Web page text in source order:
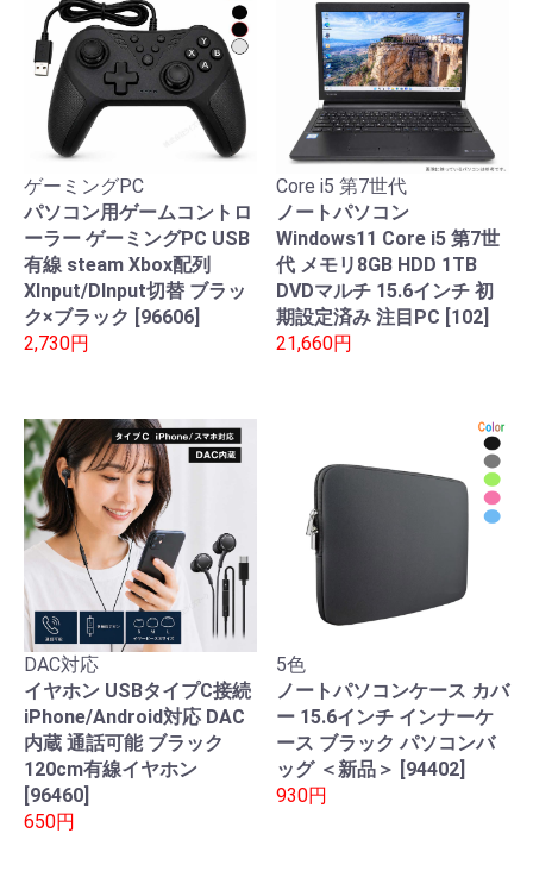
ゲーミングPC
パソコン用ゲームコントロ
ーラー ゲーミングPC USB
有線 steam Xbox配列
XInput/DInput切替 ブラッ
ク×ブラック [96606]
2,730円
Core i5 第7世代
ノートパソコン
Windows11 Core i5 第7世
代 メモリ8GB HDD 1TB
DVDマルチ 15.6インチ 初
期設定済み 注目PC [102]
21,660円
DAC対応
イヤホン USBタイプC接続
iPhone/Android対応 DAC
内蔵 通話可能 ブラック
120cm有線イヤホン
[96460]
650円
5色
ノートパソコンケース カバ
ー 15.6インチ インナーケ
ース ブラック パソコンバ
ッグ ＜新品＞ [94402]
930円